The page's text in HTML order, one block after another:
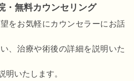
・無料カウンセリング
をお気軽にカウンセラーにお話
、治療や術後の詳細を説明いた
明いたします。